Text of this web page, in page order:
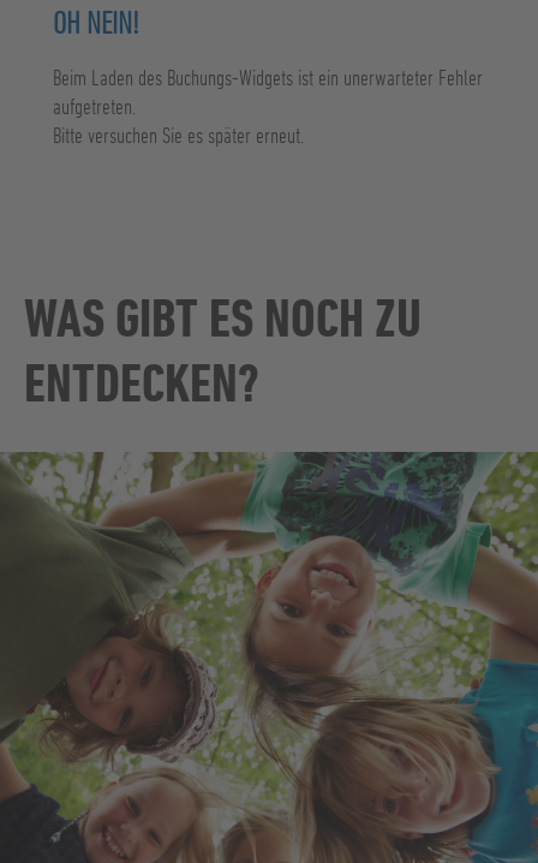
OH NEIN!
Beim Laden des Buchungs-Widgets ist ein unerwarteter Fehler
aufgetreten.
Bitte versuchen Sie es später erneut.
WAS GIBT ES NOCH ZU
ENTDECKEN?